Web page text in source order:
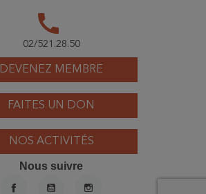
DEVENEZ MEMBRE
FAITES UN DON
NOS ACTIVITÉS
call
02/521.28.50
Nous suivre